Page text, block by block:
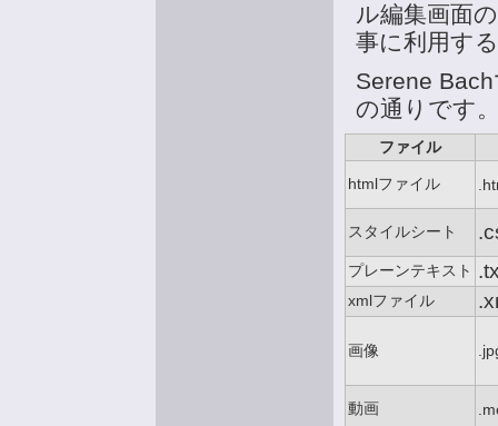
ル編集画面
事に利用す
Serene
の通りです
ファイル
htmlファイル
スタイルシート
プレーンテキスト
xmlファイル
画像
動画